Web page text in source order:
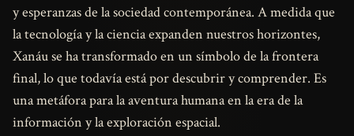
y esperanzas de la sociedad contemporánea. A medida que
la tecnología y la ciencia expanden nuestros horizontes,
Xanáu se ha transformado en un símbolo de la frontera
final, lo que todavía está por descubrir y comprender. Es
una metáfora para la aventura humana en la era de la
información y la exploración espacial.